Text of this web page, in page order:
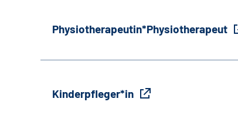
Physiotherapeutin*Physiotherapeut
Kinderpfleger*in